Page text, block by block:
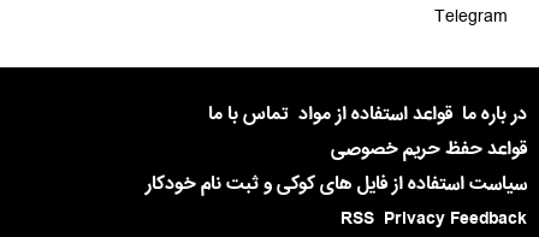
Telegram
در باره ما قواعد استفاده از مواد تماس با ما
قواعد حفظ حریم خصوصی
سیاست استفاده از فایل های کوکی و ثبت نام خودکار
Privacy Feedback
RSS